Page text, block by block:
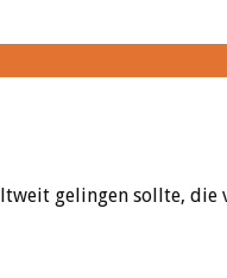
gelingen sollte, die